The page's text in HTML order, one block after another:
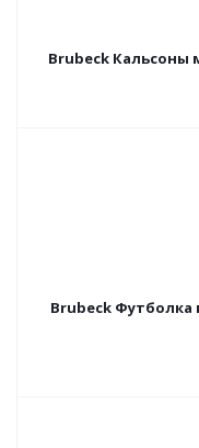
Brubeck Кальсоны
Brubeck Футболка